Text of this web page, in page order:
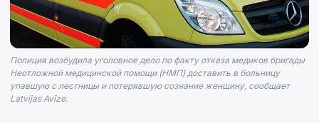
Полиция возбудила уголовное дело по факту отказа медиков бригады
Неотложной медицинской помощи (НМП) доставить в больницу
упавшую с лестницы и потерявшую сознание женщину, сообщает
Latvijas Avīze.